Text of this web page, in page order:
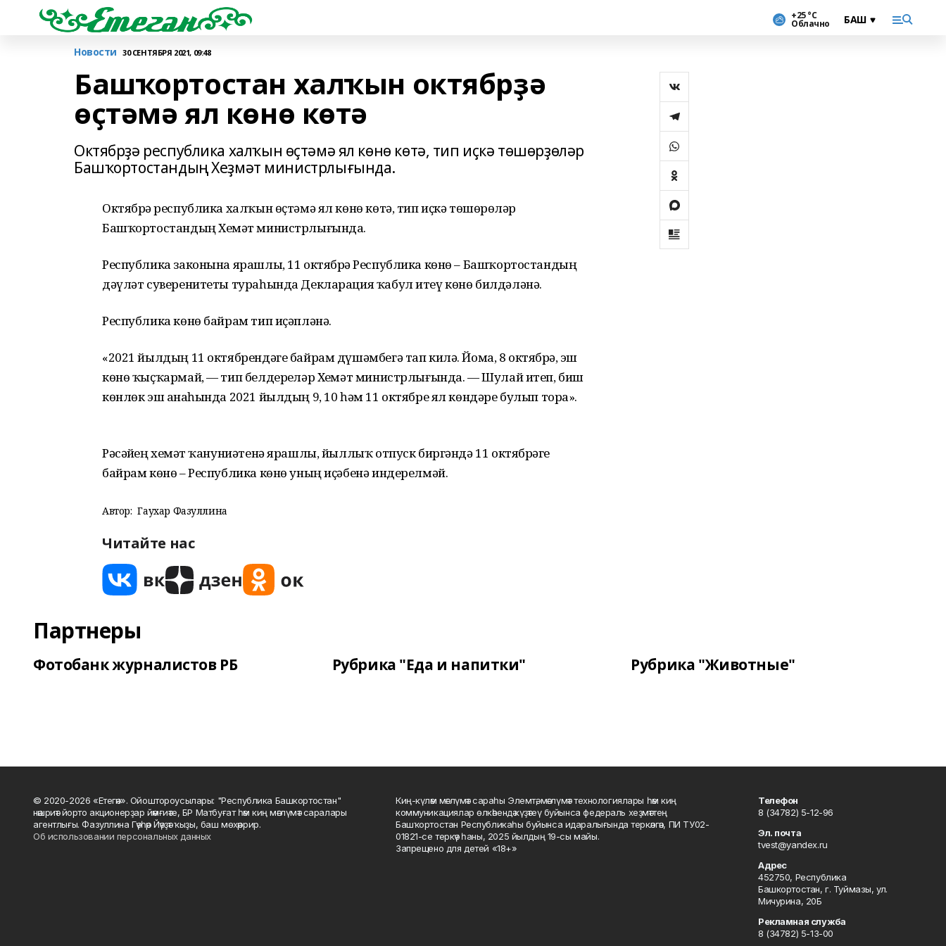
+25 °С
Облачно
Новости 30 СЕНТЯБРЯ 2021, 09:48
Башҡортостан халҡын октябрҙә
өҫтәмә ял көнө көтә
Октябрҙә республика халҡын өҫтәмә ял көнө көтә, тип иҫкә төшөрҙөләр
Башҡортостандың Хеҙмәт министрлығында.
Октябрҙә республика халҡын өҫтәмә ял көнө көтә, тип иҫкә төшөрҙөләр
Башҡортостандың Хеҙмәт министрлығында.
Республика законына ярашлы, 11 октябрҙә Республика көнө – Башҡортостандың
дәүләт суверенитеты тураһында Декларация ҡабул итеү көнө билдәләнә.
Республика көнө байрам тип иҫәпләнә.
«2021 йылдың 11 октябрендәге байрам дүшәмбегә тап килә. Йома, 8 октябрҙә, эш
көнө ҡыҫҡармай, — тип белдерҙеләр Хеҙмәт министрлығында. — Шулай итеп, биш
көнлөк эш аҙнаһында 2021 йылдың 9, 10 һәм 11 октябре ял көндәре булып тора».
Рәсәйҙең хеҙмәт ҡануниәтенә ярашлы, йыллыҡ отпуск биргәндә 11 октябрҙәге
байрам көнө – Республика көнө уның иҫәбенә индерелмәй.
Автор: Гаухар Фазуллина
Читайте нас
Партнеры
Фотобанк журналистов РБ Рубрика "Еда и напитки" Рубрика "Животные"
© 2020-2026 «Етегән». Ойоштороусылары: "Республика Башкортостан"
нәшриәт йорто акционерҙар йәмғиәте, БР Матбуғат һәм киң мәғлүмәт саралары
агентлығы. Фазуллина Гәүһәр Йәүҙәт ҡыҙы, баш мөхәррир.
Об использовании персональных данных
Киң-күләм мәғлүмәт сараһы Элемтә, мәғлүмәт технологиялары һәм киң
коммуникациялар өлкәһендә күҙәтеү буйынса федераль хеҙмәттең
Башҡортостан Республикаһы буйынса идаралығында теркәлгән, ПИ ТУ02-
01821-се теркәү һаны, 2025 йылдың 19-сы майы.
Запрещено для детей «18+»
Телефон
8 (34782) 5-12-96
Эл. почта
tvest@yandex.ru
Адрес
452750, Республика
Башкортостан, г. Туймазы, ул.
Мичурина, 20Б
Рекламная служба
8 (34782) 5-13-00